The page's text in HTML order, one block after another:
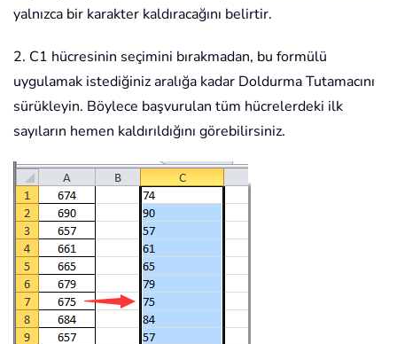
yalnızca bir karakter kaldıracağını belirtir.
2. C1 hücresinin seçimini bırakmadan, bu formülü
uygulamak istediğiniz aralığa kadar Doldurma Tutamacını
sürükleyin. Böylece başvurulan tüm hücrelerdeki ilk
sayıların hemen kaldırıldığını görebilirsiniz.